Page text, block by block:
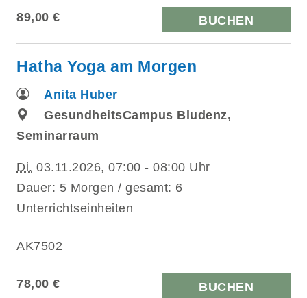
89,00 € BUCHEN
Hatha Yoga am Morgen
Anita Huber
GesundheitsCampus Bludenz,
Seminarraum
Di. 03.11.2026, 07:00 - 08:00 Uhr
Dauer: 5 Morgen / gesamt: 6
Unterrichtseinheiten
AK7502
78,00 € BUCHEN